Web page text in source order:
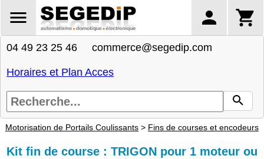
04 49 23 25 46 commerce@segedip.com
Horaires et Plan Acces
Motorisation de Portails Coulissants > Fins de courses et encodeurs
Kit fin de course : TRIGON pour 1 moteur ou